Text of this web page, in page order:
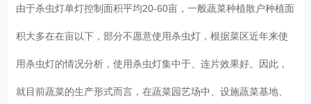
由于杀虫灯单灯控制面积平均20-60亩，一般蔬菜种植散户种植面
积大多在在亩以下，部分不愿意使用杀虫灯，根据菜区近年来使
用杀虫灯的情况分析，使用杀虫灯集中于、连片效果好。因此，
就目前蔬菜的生产形式而言，在蔬菜园艺场中、设施蔬菜基地、